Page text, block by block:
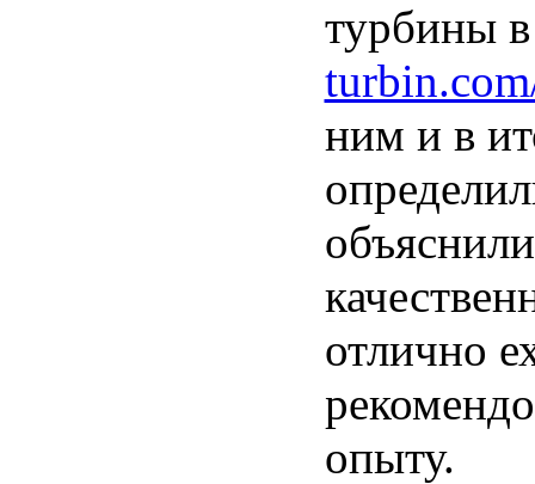
турбины
ним и в
отлично
опыту.